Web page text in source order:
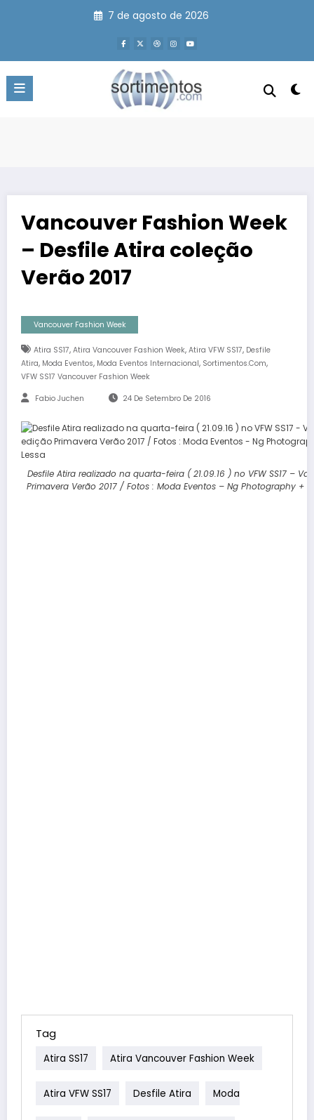
7 de agosto de 2026
Vancouver Fashion Week
– Desfile Atira coleção
Verão 2017
Vancouver Fashion Week
Atira SS17, Atira Vancouver Fashion Week, Atira VFW SS17, Desfile
Atira, Moda Eventos, Moda Eventos Internacional, Sortimentos.com,
VFW SS17 Vancouver Fashion Week
Fabio Juchen 24 De Setembro De 2016
Desfile Atira realizado na quarta-feira ( 21.09.16 ) no VFW SS17 –
Primavera Verão 2017 / Fotos : Moda Eventos – Ng Photography +
Tag
Atira SS17 Atira Vancouver Fashion Week
Atira VFW SS17 Desfile Atira Moda